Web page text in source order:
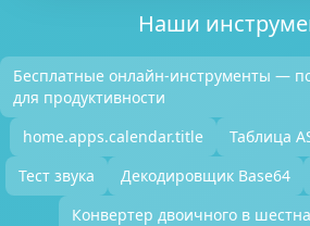
Наши
Бесплатные онлайн-инструменты —
для продуктивности
home.apps.calendar.title
Таблица
Тест звука
Декодировщик Base64
Конвертер двоичного в